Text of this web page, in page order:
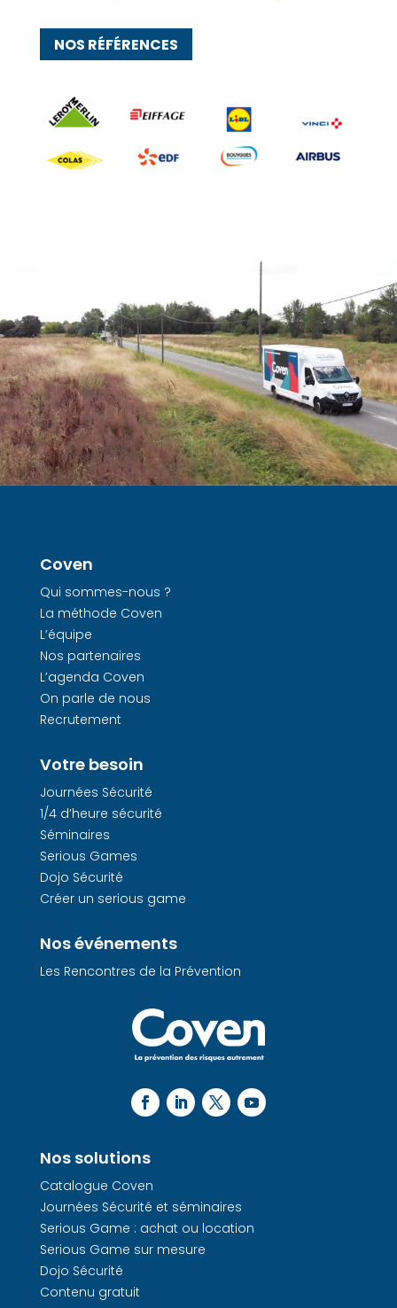
NOS RÉFÉRENCES
Coven
Qui sommes-nous ?
La méthode Coven
L’équipe
Nos partenaires
L’agenda Coven
On parle de nous
Recrutement
Votre besoin
Journées Sécurité
1/4 d’heure sécurité
Séminaires
Serious Games
Dojo Sécurité
Créer un serious game
Nos événements
Les Rencontres de la Prévention
Nos solutions
Catalogue Coven
Journées Sécurité et séminaires
Serious Game : achat ou location
Serious Game sur mesure
Dojo Sécurité
Contenu gratuit